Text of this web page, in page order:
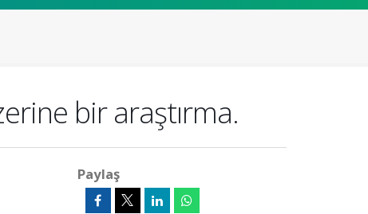
bir araştırma.
Paylaş